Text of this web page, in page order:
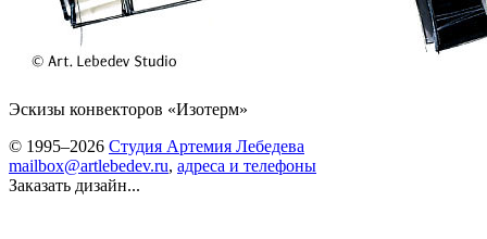
Эскизы конвекторов «Изотерм»
© 1995–2026 Студия Артемия Лебедева
mailbox@artlebedev.ru, адреса и телефоны
Заказать дизайн...